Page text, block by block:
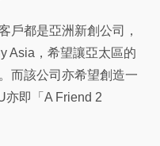
戶都是亞洲新創公司，
Asia，希望讓亞太區的
而該公司亦希望創造一
亦即「A Friend 2